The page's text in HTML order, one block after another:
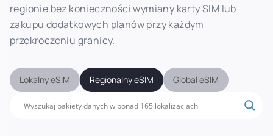
regionie bez konieczności wymiany karty SIM lub
zakupu dodatkowych planów przy każdym
przekroczeniu granicy.
Lokalny eSIM Regionalny eSIM Global eSIM